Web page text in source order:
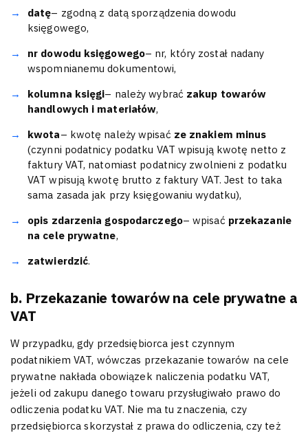
datę– zgodną z datą sporządzenia dowodu
księgowego,
nr dowodu księgowego– nr, który został nadany
wspomnianemu dokumentowi,
kolumna księgi– należy wybrać zakup towarów
handlowych i materiałów,
kwota– kwotę należy wpisać ze znakiem minus
(czynni podatnicy podatku VAT wpisują kwotę netto z
faktury VAT, natomiast podatnicy zwolnieni z podatku
VAT wpisują kwotę brutto z faktury VAT. Jest to taka
sama zasada jak przy księgowaniu wydatku),
opis zdarzenia gospodarczego– wpisać przekazanie
na cele prywatne,
zatwierdzić.
b. Przekazanie towarów na cele prywatne a
VAT
W przypadku, gdy przedsiębiorca jest czynnym
podatnikiem VAT, wówczas przekazanie towarów na cele
prywatne nakłada obowiązek naliczenia podatku VAT,
jeżeli od zakupu danego towaru przysługiwało prawo do
odliczenia podatku VAT. Nie ma tu znaczenia, czy
przedsiębiorca skorzystał z prawa do odliczenia, czy też